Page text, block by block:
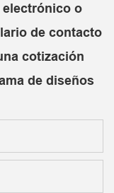
o
de contacto
cotización
de diseños